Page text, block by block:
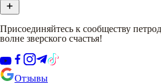
Присоединяйтесь к сообществу
волне зверского счастья!
Отзывы